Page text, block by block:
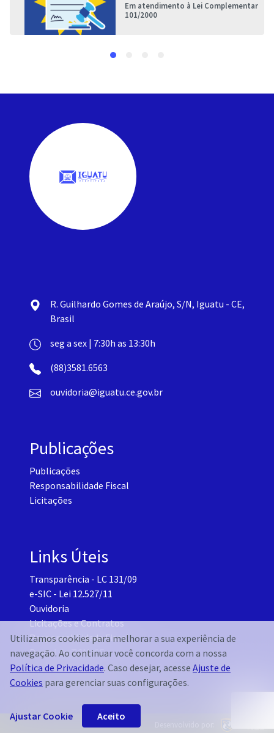
Em atendimento à Lei Complementar
101/2000
R. Guilhardo Gomes de Araújo, S/N, Iguatu - CE,
Brasil
seg a sex | 7:30h as 13:30h
(88)3581.6563
ouvidoria@iguatu.ce.gov.br
Publicações
Publicações
Responsabilidade Fiscal
Licitações
Links Úteis
Transparência - LC 131/09
e-SIC - Lei 12.527/11
Ouvidoria
Licitações e Contratos
Responsabilidade Fiscal
Portal do TCM-CE
Governo Transparente - Setor Pessoal
Utilizamos cookies para melhorar a sua experiência de
navegação. Ao continuar você concorda com a nossa
Política de Privacidade. Caso desejar, acesse Ajuste de
Cookies para gerenciar suas configurações.
Ajustar Cookie Aceito